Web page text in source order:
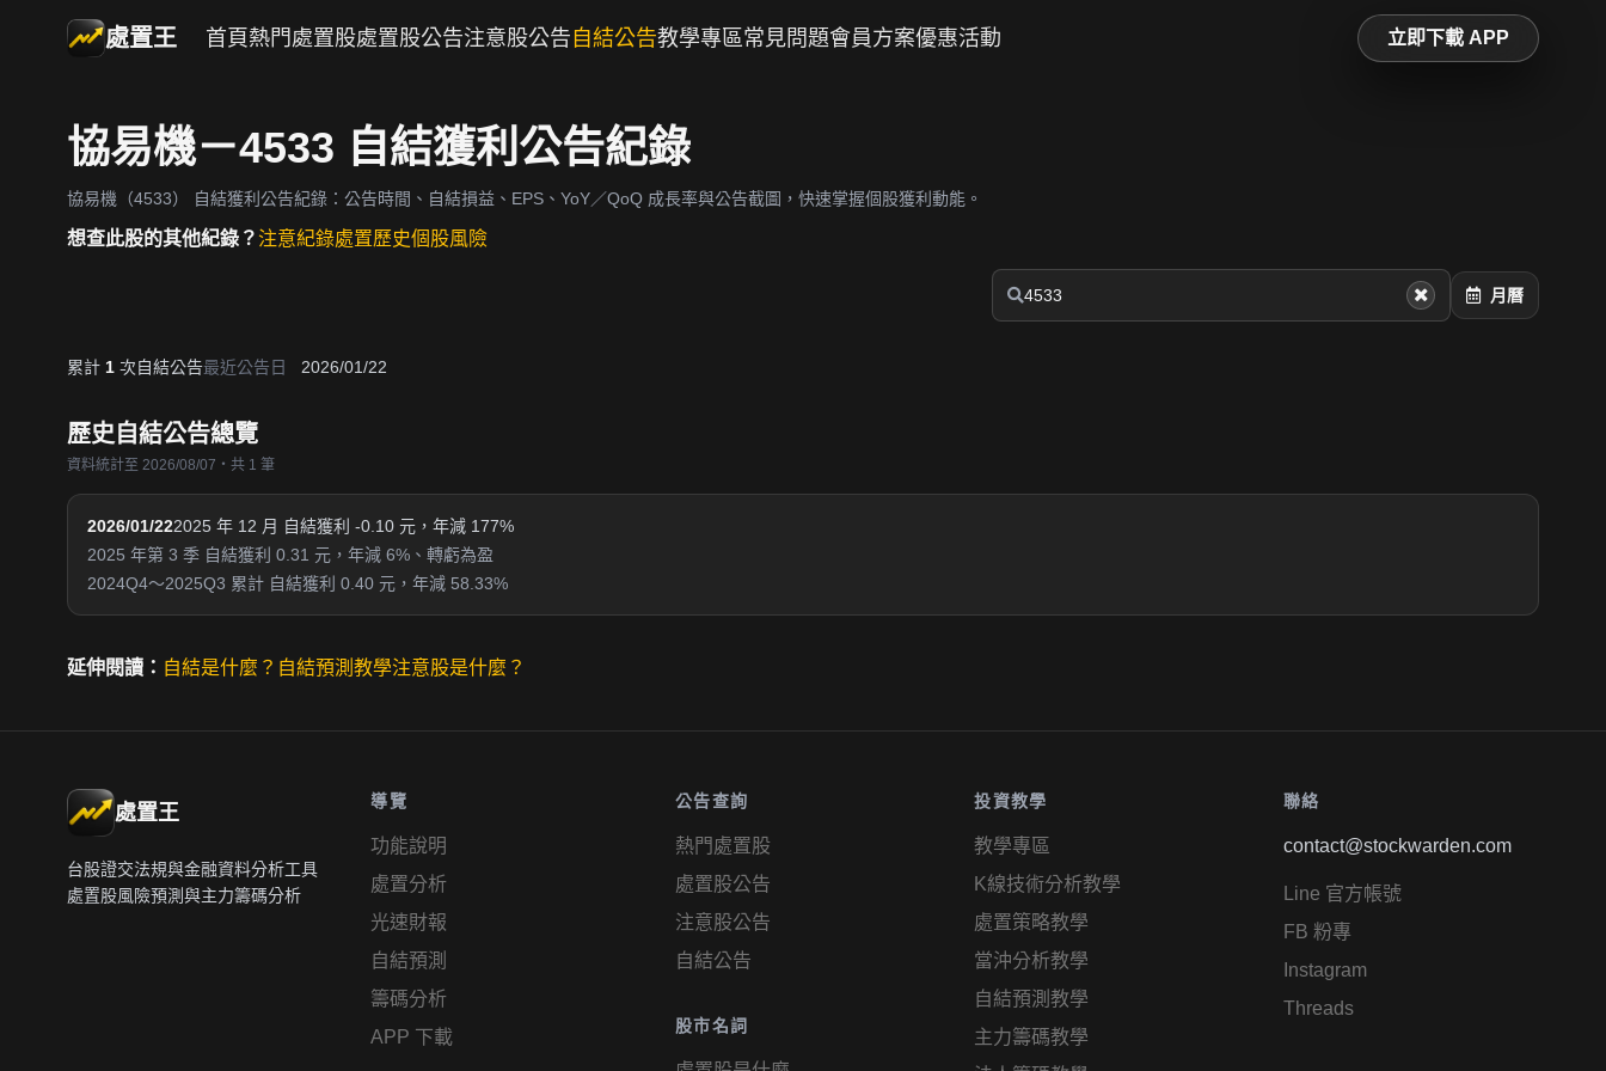
處置王 首頁 熱門處置股處置股公告注意股公告 自結公告教學專區常見問題會員方案優惠活動 立即下載 APP
協易機－4533 自結獲利公告紀錄
協易機（4533） 自結獲利公告紀錄：公告時間、自結損益、EPS、YoY／QoQ 成長率與公告截圖，快速掌握個股獲利動能。
想查此股的其他紀錄？注意紀錄處置歷史個股風險
月曆
累計 1 次自結公告最近公告日 2026/01/22
歷史自結公告總覽
資料統計至 2026/08/07・共 1 筆
2026/01/222025 年 12 月 自結獲利 -0.10 元，年減 177%
2025 年第 3 季 自結獲利 0.31 元，年減 6%、轉虧為盈
2024Q4～2025Q3 累計 自結獲利 0.40 元，年減 58.33%
延伸閱讀： 自結是什麼？ 自結預測教學注意股是什麼？
處置王
台股證交法規與金融資料分析工具
處置股風險預測與主力籌碼分析
導覽
功能說明
處置分析
光速財報
自結預測
籌碼分析
APP 下載
公告查詢
熱門處置股
處置股公告
注意股公告
自結公告
股市名詞
投資教學
教學專區
K線技術分析教學
處置策略教學
當沖分析教學
自結預測教學
主力籌碼教學
聯絡
contact@stockwarden.com
Line 官方帳號
FB 粉專
Instagram
Threads